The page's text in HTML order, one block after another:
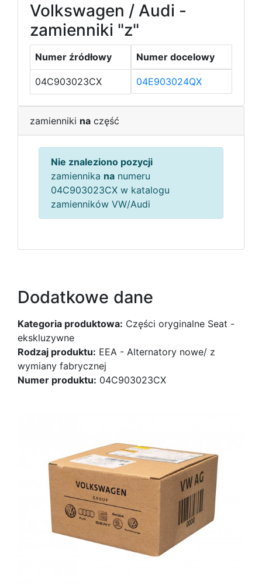
Volkswagen / Audi -
zamienniki "z"
Numer źródłowy Numer docelowy
04C903023CX 04E903024QX
zamienniki na część
Nie znaleziono pozycji
zamiennika na numeru
04C903023CX w katalogu
zamienników VW/Audi
Dodatkowe dane
Kategoria produktowa: Części oryginalne Seat -
ekskluzywne
Rodzaj produktu: EEA - Alternatory nowe/ z
wymiany fabrycznej
Numer produktu: 04C903023CX